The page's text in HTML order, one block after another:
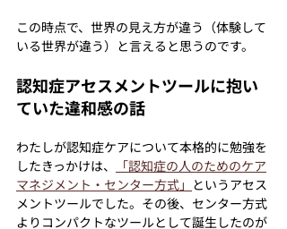
この時点で、世界の見え方が違う（体験して
いる世界が違う）と言えると思うのです。
認知症アセスメントツールに抱い
ていた違和感の話
わたしが認知症ケアについて本格的に勉強を
したきっかけは、
「認知症の人のためのケア
マネジメント・センター方式」 というアセス
メントツールでした。その後、センター方式
よりコンパクトなツールとして誕生したのが